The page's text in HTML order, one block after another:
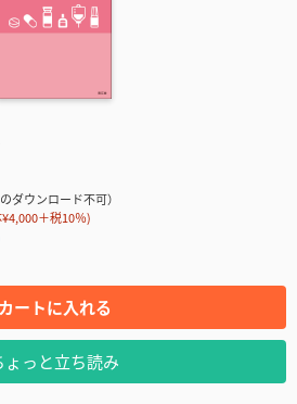
ダウンロード不可）
＋税10％)
カートに入れる
ょっと立ち読み